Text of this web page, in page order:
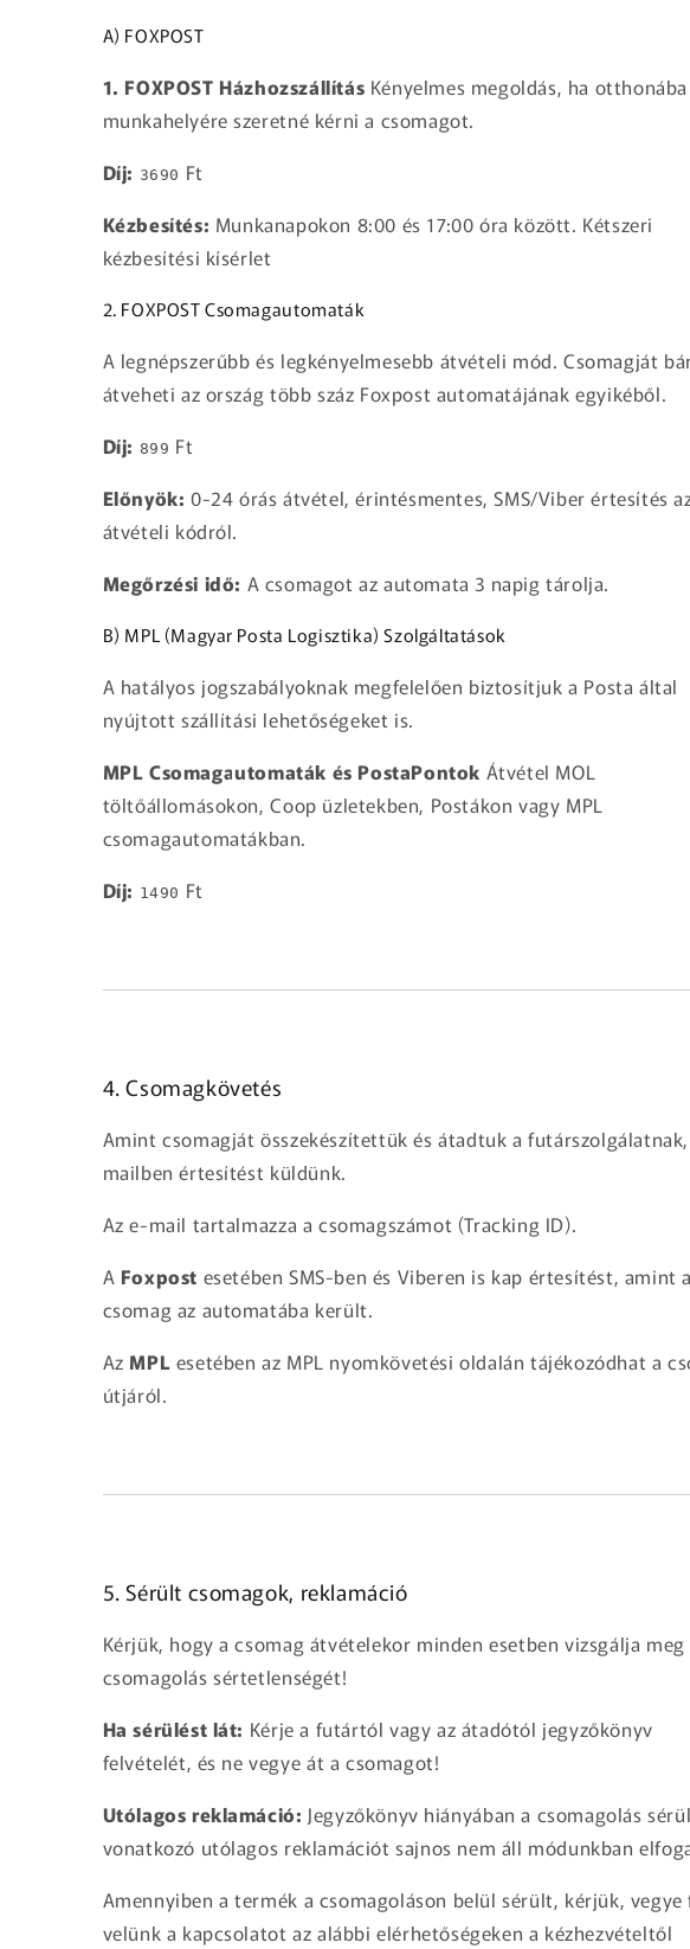
A) FOXPOST
1. FOXPOST Házhozszállítás Kényelmes megoldás, ha
munkahelyére szeretné kérni a csomagot.
Díj: 3690 Ft
Kézbesítés: Munkanapokon 8:00 és 17:00 óra között. Kétszeri
kézbesítési kísérlet
2. FOXPOST Csomagautomaták
A legnépszerűbb és legkényelmesebb átvételi mód. Csomagját
átveheti az ország több száz Foxpost automatájának egyikéből.
Díj: 899 Ft
Előnyök: 0-24 órás átvétel, érintésmentes, SMS/Viber értesítés
átvételi kódról.
Megőrzési idő: A csomagot az automata 3 napig tárolja.
B) MPL (Magyar Posta Logisztika) Szolgáltatások
A hatályos jogszabályoknak megfelelően biztosítjuk a Posta által
nyújtott szállítási lehetőségeket is.
MPL Csomagautomaták és PostaPontok Átvétel MOL
töltőállomásokon, Coop üzletekben, Postákon vagy MPL
csomagautomatákban.
Díj: 1490 Ft
4. Csomagkövetés
Amint csomagját összekészítettük és átadtuk a
mailben értesítést küldünk.
Az e-mail tartalmazza a csomagszámot (Tracking ID).
A Foxpost esetében SMS-ben és Viberen is kap értesítést, amint a
csomag az automatába került.
Az MPL esetében az MPL nyomkövetési oldalán tájékozódhat a
útjáról.
5. Sérült csomagok, reklamáció
Kérjük, hogy a csomag átvételekor minden esetben vizsgálja meg
csomagolás sértetlenségét!
Ha sérülést lát: Kérje a futártól vagy az átadótól jegyzőkönyv
felvételét, és ne vegye át a csomagot!
Utólagos reklamáció: Jegyzőkönyv hiányában a csomagolás
vonatkozó utólagos reklamációt sajnos nem áll módunkban
Amennyiben a termék a csomagoláson belül sérült, kérjük, vegye
velünk a kapcsolatot az alábbi elérhetőségeken a kézhezvételtől